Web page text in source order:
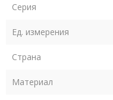
Серия
Ед. измерения
Страна
Материал